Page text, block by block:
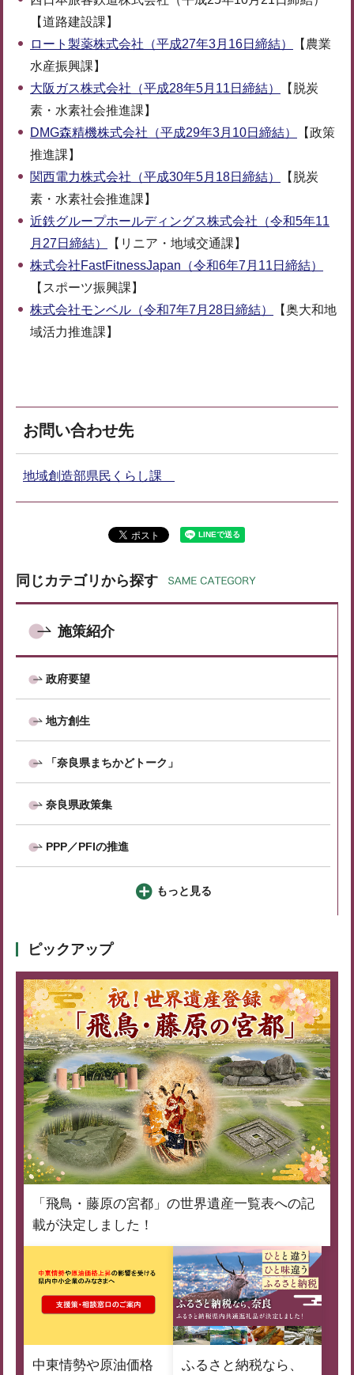
【道路建設課】
ロート製薬株式会社（平成27年3月16日締結）
【農業
水産振興課】
大阪ガス株式会社（平成28年5月11日締結）
【脱炭
素・水素社会推進課】
DMG森精機株式会社（平成29年3月10日締結）
【政策
推進課】
関西電力株式会社（平成30年5月18日締結）
【脱炭
素・水素社会推進課】
近鉄グループホールディングス株式会社（令和5年11
月27日締結）
【リニア・地域交通課】
株式会社FastFitnessJapan（令和6年7月11日締結）
【スポーツ振興課】
株式会社モンベル（令和7年7月28日締結）
【奥大和地
域活力推進課】
お問い合わせ先
地域創造部県民くらし課
同じカテゴリから探す
施策紹介
政府要望
地方創生
「奈良県まちかどトーク」
奈良県政策集
PPP／PFIの推進
もっと見る
ピックアップ
「飛鳥・藤原の宮都」の世界遺産一覧表への記
載が決定しました！
中東情勢や原油価格
ふるさと納税なら、